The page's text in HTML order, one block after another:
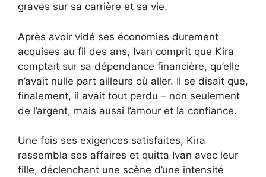
graves sur sa carrière et sa vie.
Après avoir vidé ses économies durement
acquises au fil des ans, Ivan comprit que Kira
comptait sur sa dépendance financière, qu’elle
n’avait nulle part ailleurs où aller. Il se disait que,
finalement, il avait tout perdu – non seulement
de l’argent, mais aussi l’amour et la confiance.
Une fois ses exigences satisfaites, Kira
rassembla ses affaires et quitta Ivan avec leur
fille, déclenchant une scène d’une intensité